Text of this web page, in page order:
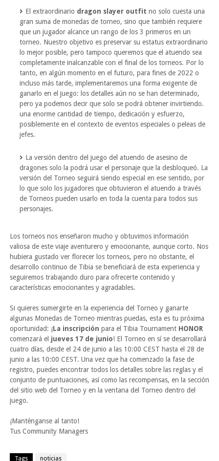
El extraordinario dragon slayer outfit no solo cuesta una
gran suma de monedas de torneo, sino que también requiere
que un jugador alcance un rango de los 3 primeros en un
torneo. Nuestro objetivo es preservar su estatus extraordinario
lo mejor posible, pero tampoco queremos que el atuendo sea
completamente inalcanzable con el final de los torneos. Por lo
tanto, en algún momento en el futuro, para fines de 2022 o
incluso más tarde, implementaremos una forma exigente de
ganarlo en el juego: los detalles aún no se han determinado,
pero ya podemos decir que solo se podrá obtener invirtiendo.
una enorme cantidad de tiempo, dedicación y esfuerzo,
posiblemente en el contexto de eventos especiales o peleas de
jefes.
La versión dentro del juego del atuendo de asesino de
dragones solo la podrá usar el personaje que la desbloqueó. La
versión del Torneo seguirá siendo especial en ese sentido, por
lo que solo los jugadores que obtuvieron el atuendo a través
de Torneos pueden usarlo en toda la cuenta para todos sus
personajes.
Los torneos nos enseñaron mucho y obtuvimos información
valiosa de este viaje aventurero y emocionante, aunque corto. Nos
hubiera gustado ver florecer los torneos, pero no obstante, el
desarrollo continuo de Tibia se beneficiará de esta experiencia y
seguiremos trabajando duro para ofrecerte contenido y
características emocionantes y agradables.
Si quieres sumergirte en la experiencia del Torneo y ganarte
algunas Monedas de Torneo mientras puedas, esta es tu próxima
oportunidad: ¡La inscripción para el Tibia Tournament HONOR
comenzará el jueves 17 de junio! El Torneo en sí se desarrollará
cuatro días, desde el 24 de junio a las 10:00 CEST hasta el 28 de
junio a las 10:00 CEST. Una vez que ha comenzado la fase de
registro, puedes encontrar todos los detalles sobre las reglas y el
conjunto de puntuaciones, así como las recompensas, en la sección
del sitio web del Torneo y en la ventana del Torneo dentro del
juego.
¡Manténganse al tanto!
Tus Community Managers
Tags noticias